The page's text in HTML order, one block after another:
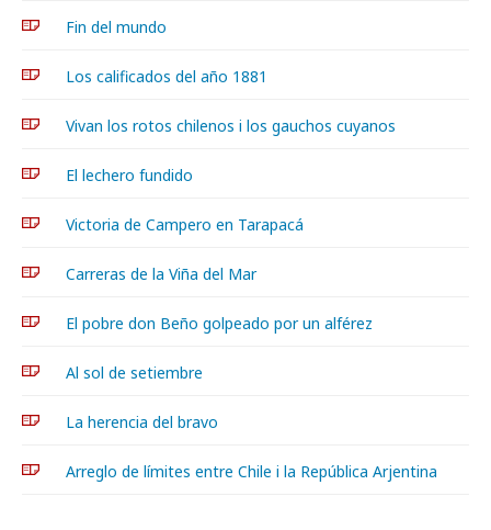
Fin del mundo
Los calificados del año 1881
Vivan los rotos chilenos i los gauchos cuyanos
El lechero fundido
Victoria de Campero en Tarapacá
Carreras de la Viña del Mar
El pobre don Beño golpeado por un alférez
Al sol de setiembre
La herencia del bravo
Arreglo de límites entre Chile i la República Arjentina